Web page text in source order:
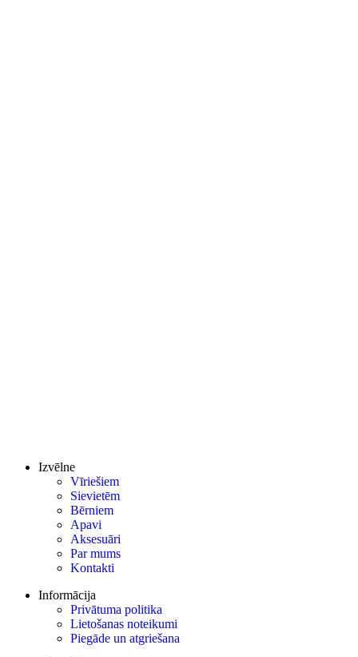
Izvēlne
Vīriešiem
Sievietēm
Bērniem
Apavi
Aksesuāri
Par mums
Kontakti
Informācija
Privātuma politika
Lietošanas noteikumi
Piegāde un atgriešana